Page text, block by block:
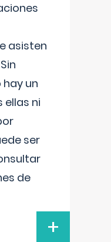
asisten
un
ni
ser
de
+